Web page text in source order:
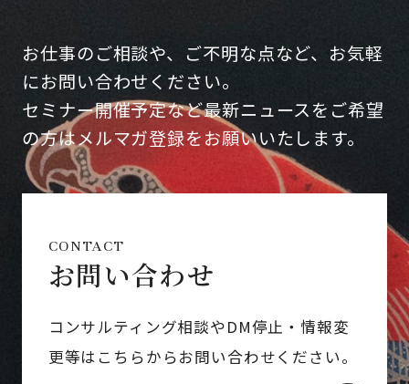
お仕事のご相談や、ご不明な点など、お気軽
にお問い合わせください。
セミナー開催予定など最新ニュースをご希望
の方はメルマガ登録をお願いいたします。
CONTACT
お問い合わせ
コンサルティング相談やDM停止・情報変
更等はこちらからお問い合わせください。